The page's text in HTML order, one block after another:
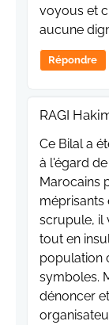
voyous et
aucune
Répondre
RAGI
Ce Bilal a
à l'égard
Marocains
méprisants
scrupule, il
tout en
population
symboles.
dénoncer